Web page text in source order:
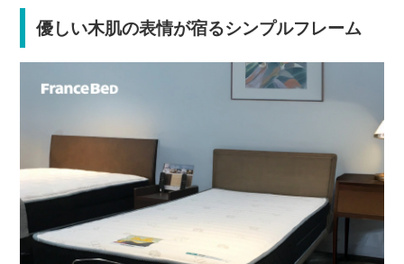
優しい木肌の表情が宿るシンプルフレーム